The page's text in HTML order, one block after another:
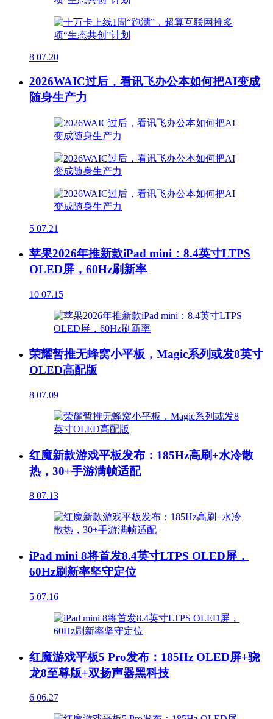
8 07.20
2026WAIC过后，看讯飞办公本如何把AI变成
随身生产力
5 07.21
苹果2026年推新款iPad mini：8.4英寸LTPS
OLED屏，60Hz刷新率
10 07.15
荣耀暂推无蜂窝小平板，Magic系列或发8英寸
OLED高配版
8 07.09
红魔新款游戏平板发布：185Hz高刷+水冷散
热，30+手游满帧适配
8 07.13
iPad mini 8将首发8.4英寸LTPS OLED屏，
60Hz刷新率坚守定位
5 07.16
红魔游戏平板5 Pro发布：185Hz OLED屏+骁
龙8至尊版+双扬声器黑科技
6 06.27